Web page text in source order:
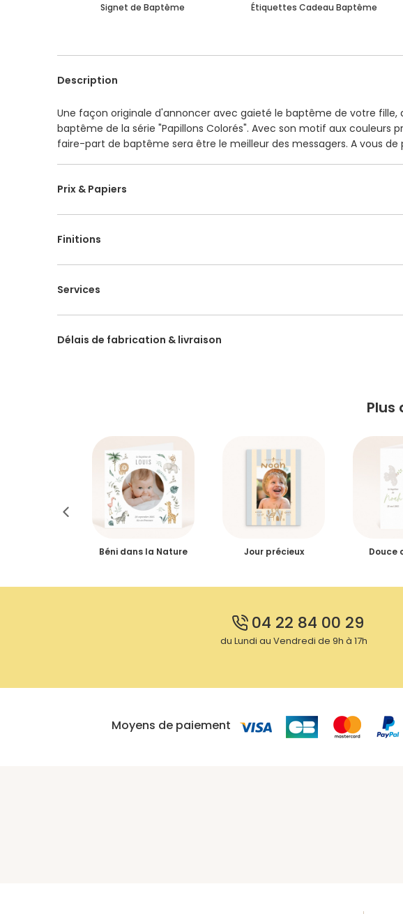
Description
Une façon originale d'annoncer avec gaieté le baptême de votre
baptême de la série "Papillons Colorés". Avec son motif aux couleurs
faire-part de baptême sera être le meilleur des messagers. A vous de
de nos beaux papiers sous quelques jours accompagnée de belles
Prix & Papiers
Finitions
Services
Délais de fabrication & livraison
Signet de Baptême Étiquettes Cadeau Baptême
Plus
Béni dans la Nature Jour précieux Douce
04 22 84 00 29
du Lundi au Vendredi de 9h à 17h
Moyens de paiement